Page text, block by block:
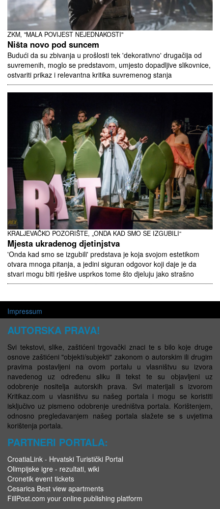
ZKM, "MALA POVIJEST NEJEDNAKOSTI"
Ništa novo pod suncem
Budući da su zbivanja u prošlosti tek 'dekorativno' drugačija od
suvremenih, moglo se predstavom, umjesto dopadljive slikovnice,
ostvariti prikaz i relevantna kritika suvremenog stanja
KRALJEVAČKO POZORIŠTE, „ONDA KAD SMO SE IZGUBILI“
Mjesta ukradenog djetinjstva
'Onda kad smo se izgubili' predstava je koja svojom estetikom
otvara mnoga pitanja, a jedini siguran odgovor koji daje je da
stvari mogu biti rješive usprkos tome što djeluju jako strašno
Impressum
AUTORSKA PRAVA!
Svi tekstovi, slike, zaštićeni trgovački znaci te s bilo koje druge
osnove zaštićeni "objekti/subjekti" zakonom o autorskim ili drugim
pravima postavljeni na ovom portalu u vlasništvu su izvora
navedenog uz određenu sliku ili tekst te su objavljeni uz
odobrenje nositelja autorskih prava. Svi materijali s izvorom
Kritikaz.com u vlasništvu su našeg portala i mogu se koristiti
isključivo uz pismeno odobrenje uredništva portala. Korištenjem,
odnosno pregledavanjem našeg portala slažete se s uvjetima
korištenja portala.
PARTNERI PORTALA:
CroatiaLink - Hrvatski Turistički Portal
Olimpijske igre - rezultati, wiki
Cronetik event tickets
Cesarica Best view apartments
FillPost.com your online publishing platform